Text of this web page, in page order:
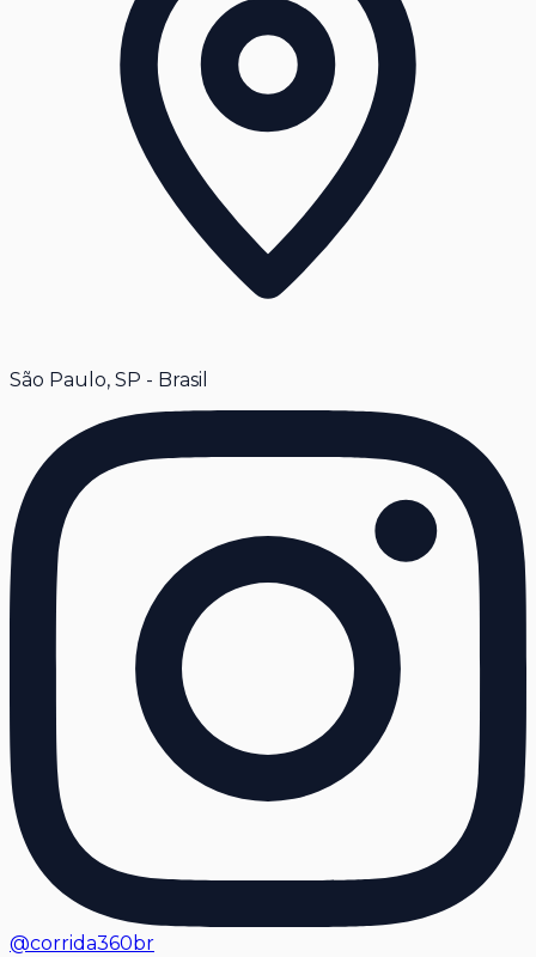
São Paulo, SP - Brasil
@corrida360br